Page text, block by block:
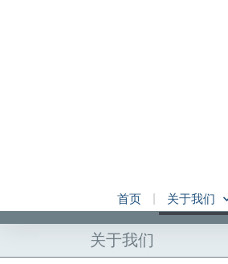
首页 关于我们
关于我们